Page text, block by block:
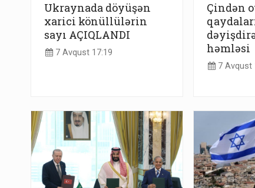
Ukraynada döyüşən
xarici könüllülərin
sayı AÇIQLANDI
7 Avqust 17:19
Çindən
həmləsi
7 Avqust